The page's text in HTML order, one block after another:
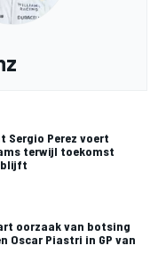
Sergio Perez voert
terwijl toekomst
blijft
oorzaak van botsing
Oscar Piastri in GP van